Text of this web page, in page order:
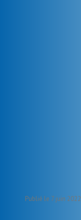
Publié le 7 juin 2022